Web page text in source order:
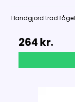
Handgjord träd fågel
264 kr.